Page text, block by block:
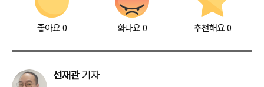
좋아요0 화나요0 추천해요 0
선재관 기자